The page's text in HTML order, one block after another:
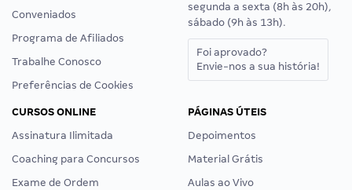
Conveniados
Programa de Afiliados
Trabalhe Conosco
Preferências de Cookies
segunda a sexta (8h às 20h),
sábado (9h às 13h).
Foi aprovado?
Envie-nos a sua história!
CURSOS ONLINE
Assinatura Ilimitada
Coaching para Concursos
Exame de Ordem
PÁGINAS ÚTEIS
Depoimentos
Material Grátis
Aulas ao Vivo